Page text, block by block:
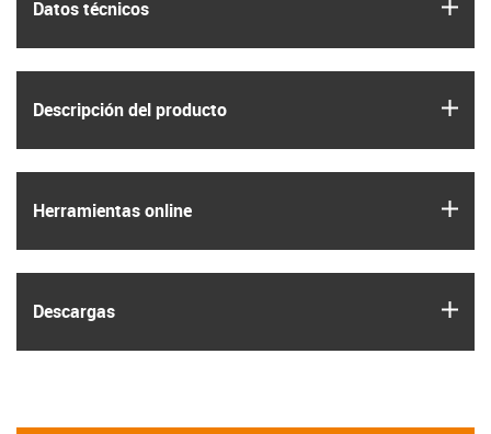
Datos técnicos
Descripción del producto
Herramientas online
Descargas